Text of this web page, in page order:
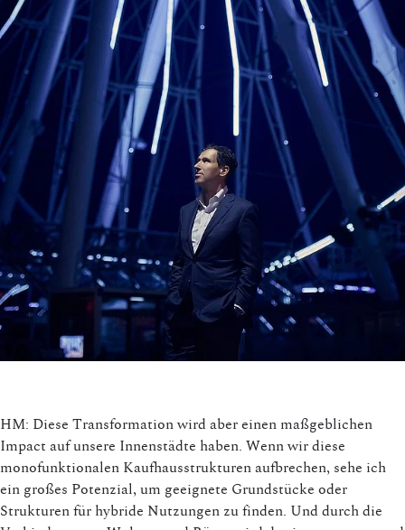
HM: Diese Transformation wird aber einen maßgeblichen
Impact auf unsere Innenstädte haben. Wenn wir diese
monofunktionalen Kaufhausstrukturen aufbrechen, sehe ich
ein großes Potenzial, um geeignete Grundstücke oder
Strukturen für hybride Nutzungen zu finden. Und durch die